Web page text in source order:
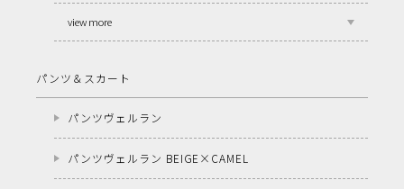
view more
パンツ＆スカート
パンツヴェルラン
パンツヴェルラン BEIGE×CAMEL